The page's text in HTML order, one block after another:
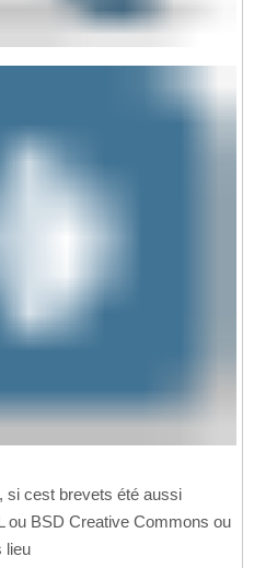
si cest brevets été aussi
ou BSD Creative Commons ou
lieu